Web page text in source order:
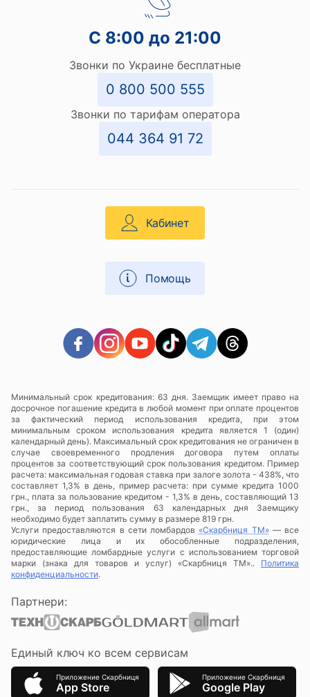
С 8:00 до 21:00
Звонки по Украине бесплатные
0 800 500 555
Звонки по тарифам оператора
044 364 91 72
Кабинет
Помощь
Минимальный срок кредитования: 63 дня. Заемщик имеет право на
досрочное погашение кредита в любой момент при оплате процентов
за фактический период использования кредита, при этом
минимальным сроком использования кредита является 1 (один)
календарный день). Максимальный срок кредитования не ограничен в
случае своевременного продления договора путем оплаты
процентов за соответствующий срок пользования кредитом. Пример
расчета: максимальная годовая ставка при залоге золота - 438%, что
составляет 1,3% в день, пример расчета: при сумме кредита 1000
грн., плата за пользование кредитом - 1,3% в день, составляющий 13
грн., за период пользования 63 календарных дня Заемщику
необходимо будет заплатить сумму в размере 819 грн.
Услуги предоставляются в сети ломбардов «Скарбниця ТМ»— все
юридические лица и их обособленные подразделения,
предоставляющие ломбардные услуги с использованием торговой
марки (знака для товаров и услуг) «Скарбниця ТМ».. Политика
конфиденциальности.
Партнери:
Единый ключ ко всем сервисам
Приложение Скарбниця
App Store
Приложение Скарбниця
Google Play